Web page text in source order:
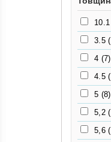
10.1
3.5
4 (7)
4.5
5 (8)
5,2
5,6